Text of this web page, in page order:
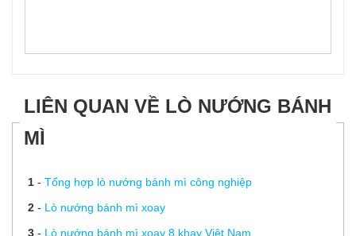
LIÊN QUAN VỀ LÒ NƯỚNG BÁNH
MÌ
1- Tổng hợp lò nướng bánh mì công nghiệp
2- Lò nướng bánh mì xoay
3- Lò nướng bánh mì xoay 8 khay Việt Nam